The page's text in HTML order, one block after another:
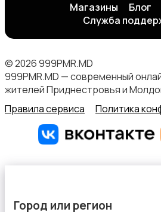
Магазины Блог
Служба
© 2026 999PMR.MD
999PMR.MD — современный
жителей Приднестровья и
Правила сервиса
Политика
Город или регион